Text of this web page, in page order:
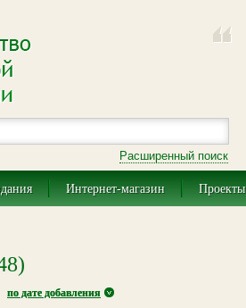
Расширенный поиск
Интернет-магазин Проекты
по дате добавления